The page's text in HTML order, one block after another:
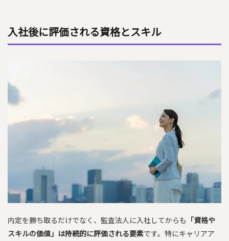
入社後に評価される資格とスキル
内定を勝ち取るだけでなく、監査法人に入社してからも 「資格や
スキルの価値」は持続的に評価される要素です。特にキャリアア